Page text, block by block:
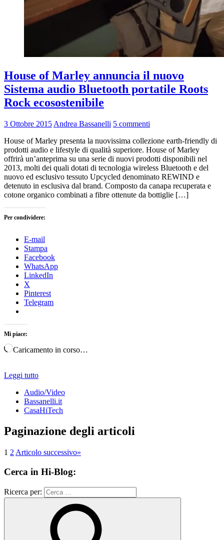
House of Marley annuncia il nuovo
Sistema audio Bluetooth portatile Roots
Rock ecosostenibile
3 Ottobre 2015 Andrea Bassanelli 5 commenti
House of Marley presenta la nuovissima collezione earth-friendly di
prodotti audio e lifestyle di qualità superiore. House of Marley
offrirà un’anteprima su una serie di nuovi prodotti disponibili nel
2013, molti dei quali dotati di tecnologia wireless Bluetooth e del
nuovo ed esclusivo tessuto Upcycled denominato REWIND e
detenuto in esclusiva dal brand. Composto da canapa recuperata e
cotone organico combinati a fibre ottenute da bottiglie […]
Per condividere:
E-mail
Stampa
Facebook
WhatsApp
LinkedIn
X
Pinterest
Telegram
Mi piace:
Caricamento in corso…
Leggi tutto
Audio/Video
Bassanelli.it
CasaHiTech
Paginazione degli articoli
1 2 Articolo successivo»
Cerca in Hi-Blog:
Ricerca per: